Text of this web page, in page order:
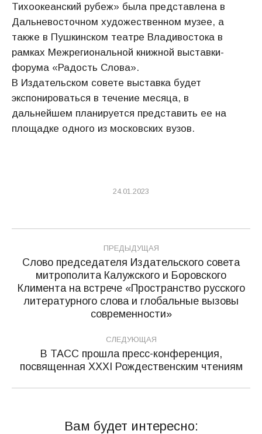
Тихоокеанский рубеж» была представлена в
Дальневосточном художественном музее, а
также в Пушкинском театре Владивостока в
рамках Межрегиональной книжной выставки-
форума «Радость Слова».
В Издательском совете выставка будет
экспонироваться в течение месяца, в
дальнейшем планируется представить ее на
площадке одного из московских вузов.
24.01.2023
Навигация
по
записям
ПРЕДЫДУЩАЯ
Предыдущая
запись:
Слово председателя Издательского совета
митрополита Калужского и Боровского
Климента на встрече «Пространство русского
литературного слова и глобальные вызовы
современности»
СЛЕДУЮЩАЯ
Следующая
запись:
В ТАСС прошла пресс-конференция,
посвященная XXXI Рождественским чтениям
Вам будет интересно: